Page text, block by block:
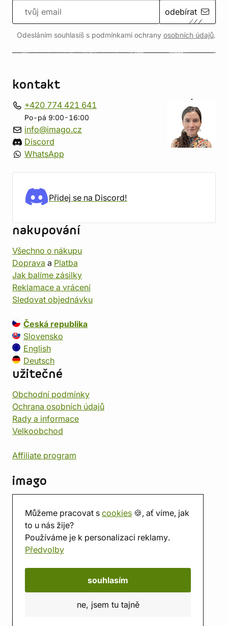
Můžeme pracovat s cookies 🍪, ať víme, jak
to u nás žije?
Používáme je k personalizaci reklamy.
Předvolby
souhlasím
ne, jsem tu tajně
odebírat
Odesláním souhlasíš s podmínkami ochrany osobních údajů.
kontakt
+420 774 421 641
Po-pá 9:00-16:00
info@imago.cz
Discord
WhatsApp
Přidej se na Discord!
nakupování
Všechno o nákupu
Doprava a Platba
Jak balíme zásilky
Reklamace a vrácení
Sledovat objednávku
Česká republika
Slovensko
English
Deutsch
užitečné
Obchodní podmínky
Ochrana osobních údajů
Rady a informace
Velkoobchod
Affiliate program
imago
Prodejna
Herna
O nás
Hodnocení obchodu